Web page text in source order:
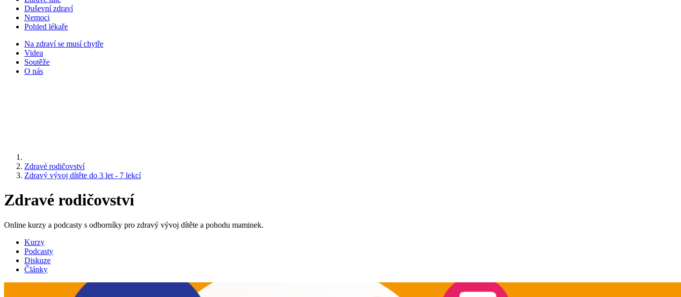
Duševní zdraví
Nemoci
Pohled lékaře
Na zdraví se musí chytře
Videa
Soutěže
O nás
Zdravé rodičovství
Zdravý vývoj dítěte do 3 let - 7 lekcí
Zdravé rodičovství
Online kurzy a podcasty s odborníky pro zdravý vývoj dítěte a pohodu maminek.
Kurzy
Podcasty
Diskuze
Články